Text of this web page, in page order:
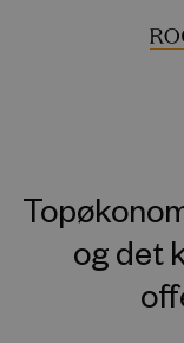
og det